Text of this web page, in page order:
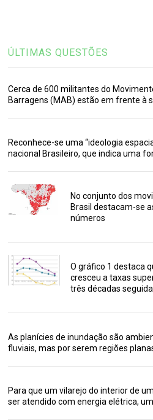
ÚLTIMAS QUESTÕES
Cerca de 600 militantes do
Barragens (MAB) estão em frente à
Reconhece-se uma “ideologia
nacional Brasileiro, que indica uma
No conjunto dos
Brasil destacam-se
números
O gráfico 1 destaca
cresceu a taxas
três décadas
As planícies de inundação são
fluviais, mas por serem regiões
Para que um vilarejo do interior de
ser atendido com energia elétrica,